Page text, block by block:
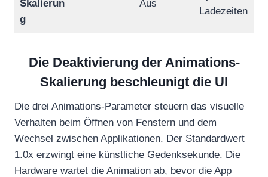
Skalierun
g
Aus
Ladezeiten
Die Deaktivierung der Animations-
Skalierung beschleunigt die UI
Die drei Animations-Parameter steuern das visuelle
Verhalten beim Öffnen von Fenstern und dem
Wechsel zwischen Applikationen. Der Standardwert
1.0x erzwingt eine künstliche Gedenksekunde. Die
Hardware wartet die Animation ab, bevor die App